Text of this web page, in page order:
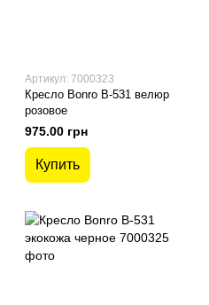
Артикул: 7000323
Кресло Bonro B-531 велюр
розовое
975.00 грн
Купить